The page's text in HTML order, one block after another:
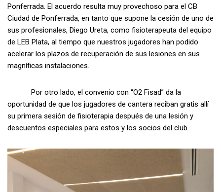
Ponferrada. El acuerdo resulta muy provechoso para el CB
Ciudad de Ponferrada, en tanto que supone la cesión de uno de
sus profesionales, Diego Ureta, como fisioterapeuta del equipo
de LEB Plata, al tiempo que nuestros jugadores han podido
acelerar los plazos de recuperación de sus lesiones en sus
magníficas instalaciones.
Por otro lado, el convenio con “O2 Fisad” da la
oportunidad de que los jugadores de cantera reciban gratis allí
su primera sesión de fisioterapia después de una lesión y
descuentos especiales para estos y los socios del club.